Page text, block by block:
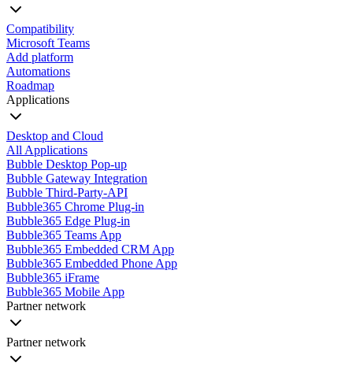
Compatibility
Microsoft Teams
Add platform
Automations
Roadmap
Applications
Desktop and Cloud
All Applications
Bubble Desktop Pop-up
Bubble Gateway Integration
Bubble Third-Party-API
Bubble365 Chrome Plug-in
Bubble365 Edge Plug-in
Bubble365 Teams App
Bubble365 Embedded CRM App
Bubble365 Embedded Phone App
Bubble365 iFrame
Bubble365 Mobile App
Partner network
Partner network